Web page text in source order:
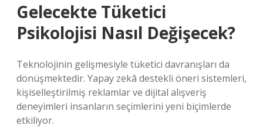
Gelecekte Tüketici
Psikolojisi Nasıl Değişecek?
Teknolojinin gelişmesiyle tüketici davranışları da
dönüşmektedir. Yapay zekâ destekli öneri sistemleri,
kişiselleştirilmiş reklamlar ve dijital alışveriş
deneyimleri insanların seçimlerini yeni biçimlerde
etkiliyor.